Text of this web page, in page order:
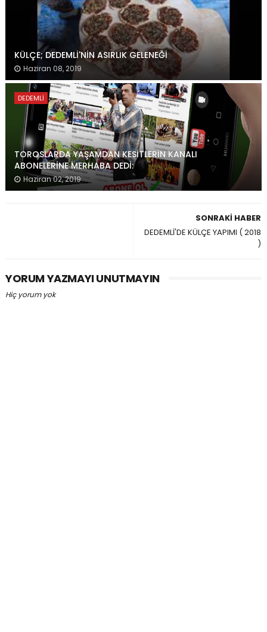
KÜLÇE; DEDEMLİ'NİN ASIRLIK GELENEĞİ
Haziran 08, 2019
DEDEMLI
TOROSLARDA YAŞAMDAN KESİTLERİN KANALI
ABONELERİNE MERHABA DEDİ:
Haziran 02, 2019
SONRAKI HABER
DEDEMLİ'DE KÜLÇE YAPIMI ( 2018
)
YORUM YAZMAYI UNUTMAYIN
Hiç yorum yok